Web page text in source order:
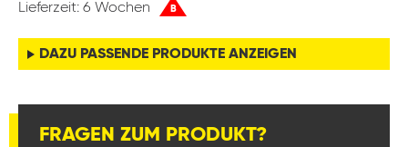
Lieferzeit: 6 Wochen B
DAZU PASSENDE PRODUKTE ANZEIGEN
FRAGEN ZUM PRODUKT?